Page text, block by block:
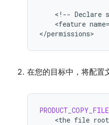
< ! -- Declare
<feature name=
</permissions>
在您的目标中，将配置
<the file